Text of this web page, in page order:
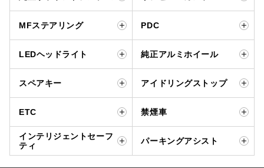
MFステアリング PDC
LEDヘッドライト 純正アルミホイール
スペアキー アイドリングストップ
ETC 禁煙車
インテリジェントセーフ
ティ
パーキングアシスト